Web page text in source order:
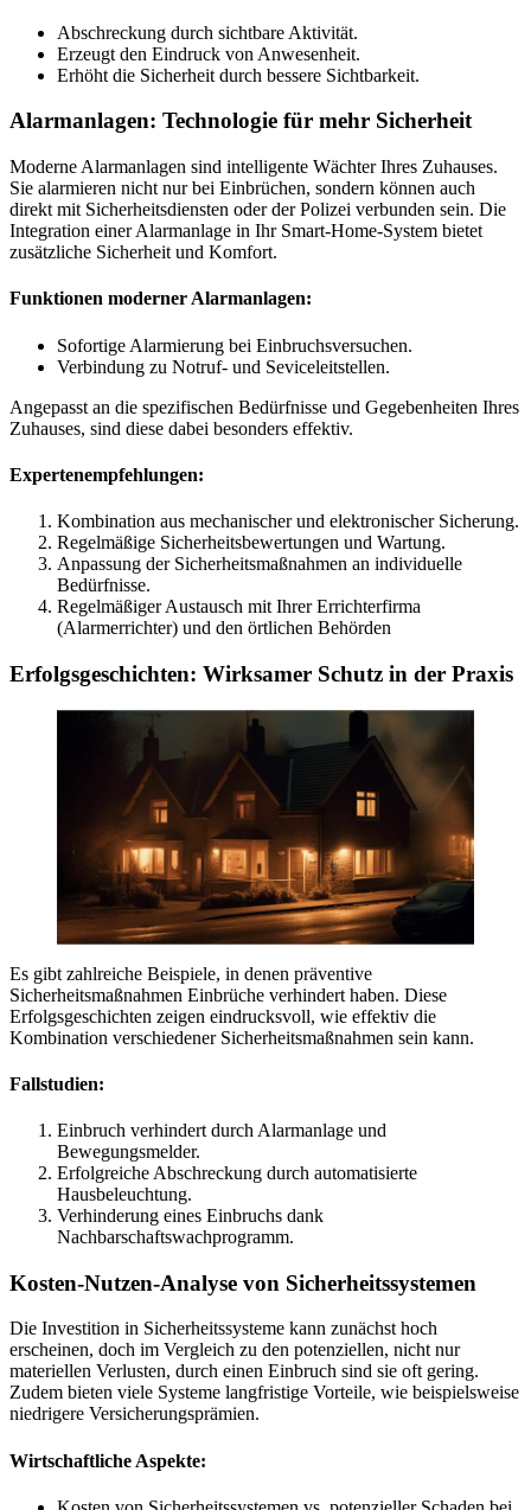
Abschreckung durch sichtbare Aktivität.
Erzeugt den Eindruck von Anwesenheit.
Erhöht die Sicherheit durch bessere Sichtbarkeit.
Alarmanlagen: Technologie für mehr Sicherheit
Moderne Alarmanlagen sind intelligente Wächter Ihres Zuhauses.
Sie alarmieren nicht nur bei Einbrüchen, sondern können auch
direkt mit Sicherheitsdiensten oder der Polizei verbunden sein. Die
Integration einer Alarmanlage in Ihr Smart-Home-System bietet
zusätzliche Sicherheit und Komfort.
Funktionen moderner Alarmanlagen:
Sofortige Alarmierung bei Einbruchsversuchen.
Verbindung zu Notruf- und Seviceleitstellen.
Angepasst an die spezifischen Bedürfnisse und Gegebenheiten Ihres
Zuhauses, sind diese dabei besonders effektiv.
Expertenempfehlungen:
Kombination aus mechanischer und elektronischer Sicherung.
Regelmäßige Sicherheitsbewertungen und Wartung.
Anpassung der Sicherheitsmaßnahmen an individuelle
Bedürfnisse.
Regelmäßiger Austausch mit Ihrer Errichterfirma
(Alarmerrichter) und den örtlichen Behörden
Erfolgsgeschichten: Wirksamer Schutz in der Praxis
Es gibt zahlreiche Beispiele, in denen präventive
Sicherheitsmaßnahmen Einbrüche verhindert haben. Diese
Erfolgsgeschichten zeigen eindrucksvoll, wie effektiv die
Kombination verschiedener Sicherheitsmaßnahmen sein kann.
Fallstudien:
Einbruch verhindert durch Alarmanlage und
Bewegungsmelder.
Erfolgreiche Abschreckung durch automatisierte
Hausbeleuchtung.
Verhinderung eines Einbruchs dank
Nachbarschaftswachprogramm.
Kosten-Nutzen-Analyse von Sicherheitssystemen
Die Investition in Sicherheitssysteme kann zunächst hoch
erscheinen, doch im Vergleich zu den potenziellen, nicht nur
materiellen Verlusten, durch einen Einbruch sind sie oft gering.
Zudem bieten viele Systeme langfristige Vorteile, wie beispielsweise
niedrigere Versicherungsprämien.
Wirtschaftliche Aspekte: